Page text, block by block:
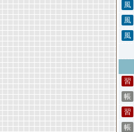
風
風
風
習
帳
習
帳